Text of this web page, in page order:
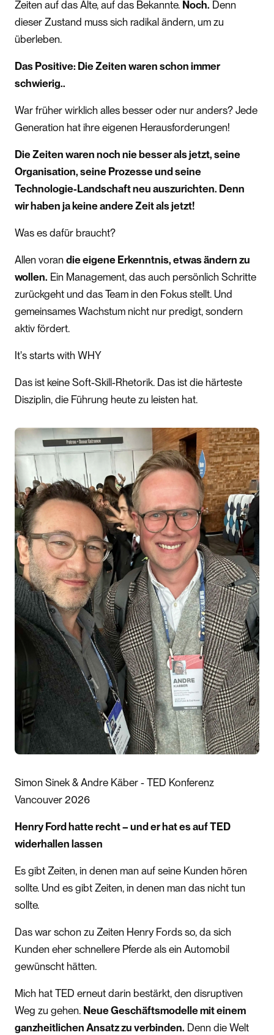
Zeiten auf das Alte, auf das Bekannte. Noch. Denn
dieser Zustand muss sich radikal ändern, um zu
überleben.
Das Positive: Die Zeiten waren schon immer
schwierig..
War früher wirklich alles besser oder nur anders? Jede
Generation hat ihre eigenen Herausforderungen!
Die Zeiten waren noch nie besser als jetzt, seine
Organisation, seine Prozesse und seine
Technologie-Landschaft neu auszurichten. Denn
wir haben ja keine andere Zeit als jetzt!
Was es dafür braucht?
Allen voran die eigene Erkenntnis, etwas ändern zu
wollen. Ein Management, das auch persönlich Schritte
zurückgeht und das Team in den Fokus stellt. Und
gemeinsames Wachstum nicht nur predigt, sondern
aktiv fördert.
It's starts with WHY
Das ist keine Soft-Skill-Rhetorik. Das ist die härteste
Disziplin, die Führung heute zu leisten hat.
Simon Sinek & Andre Käber - TED Konferenz
Vancouver 2026
Henry Ford hatte recht – und er hat es auf TED
widerhallen lassen
Es gibt Zeiten, in denen man auf seine Kunden hören
sollte. Und es gibt Zeiten, in denen man das nicht tun
sollte.
Das war schon zu Zeiten Henry Fords so, da sich
Kunden eher schnellere Pferde als ein Automobil
gewünscht hätten.
Mich hat TED erneut darin bestärkt, den disruptiven
Weg zu gehen. Neue Geschäftsmodelle mit einem
ganzheitlichen Ansatz zu verbinden. Denn die Welt